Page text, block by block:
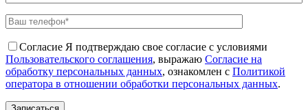
Согласие Я подтверждаю свое согласие с условиями
Пользовательского соглашения, выражаю Согласие на
обработку персональных данных, ознакомлен с Политикой
оператора в отношении обработки персональных данных.